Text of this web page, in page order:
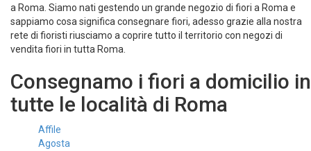
a Roma. Siamo nati gestendo un grande negozio di fiori a Roma e
sappiamo cosa significa consegnare fiori, adesso grazie alla nostra
rete di fioristi riusciamo a coprire tutto il territorio con negozi di
vendita fiori in tutta Roma.
Consegnamo i fiori a domicilio in
tutte le località di Roma
Affile
Agosta